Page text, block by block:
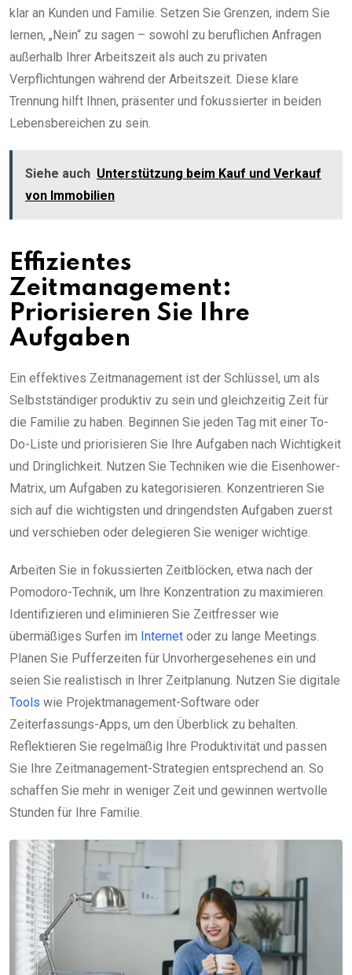
klar an Kunden und Familie. Setzen Sie Grenzen, indem Sie
lernen, „Nein“ zu sagen – sowohl zu beruflichen Anfragen
außerhalb Ihrer Arbeitszeit als auch zu privaten
Verpflichtungen während der Arbeitszeit. Diese klare
Trennung hilft Ihnen, präsenter und fokussierter in beiden
Lebensbereichen zu sein.
Siehe auch Unterstützung beim Kauf und Verkauf
von Immobilien
Effizientes
Zeitmanagement:
Priorisieren Sie Ihre
Aufgaben
Ein effektives Zeitmanagement ist der Schlüssel, um als
Selbstständiger produktiv zu sein und gleichzeitig Zeit für
die Familie zu haben. Beginnen Sie jeden Tag mit einer To-
Do-Liste und priorisieren Sie Ihre Aufgaben nach Wichtigkeit
und Dringlichkeit. Nutzen Sie Techniken wie die Eisenhower-
Matrix, um Aufgaben zu kategorisieren. Konzentrieren Sie
sich auf die wichtigsten und dringendsten Aufgaben zuerst
und verschieben oder delegieren Sie weniger wichtige.
Arbeiten Sie in fokussierten Zeitblöcken, etwa nach der
Pomodoro-Technik, um Ihre Konzentration zu maximieren.
Identifizieren und eliminieren Sie Zeitfresser wie
übermäßiges Surfen im Internet oder zu lange Meetings.
Planen Sie Pufferzeiten für Unvorhergesehenes ein und
seien Sie realistisch in Ihrer Zeitplanung. Nutzen Sie digitale
Tools wie Projektmanagement-Software oder
Zeiterfassungs-Apps, um den Überblick zu behalten.
Reflektieren Sie regelmäßig Ihre Produktivität und passen
Sie Ihre Zeitmanagement-Strategien entsprechend an. So
schaffen Sie mehr in weniger Zeit und gewinnen wertvolle
Stunden für Ihre Familie.